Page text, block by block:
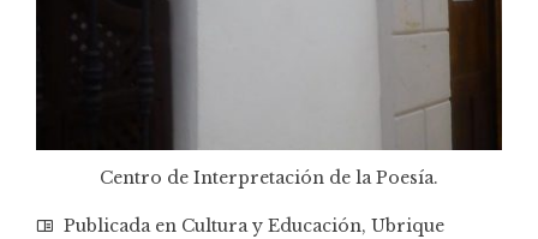
Centro de Interpretación de la Poesía.
Publicada en Cultura y Educación, Ubrique